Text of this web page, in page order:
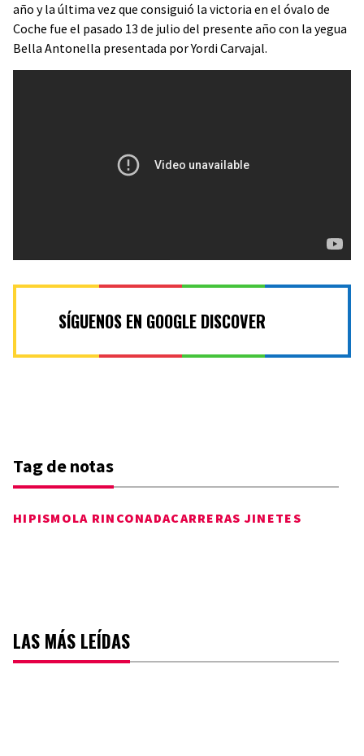
año y la última vez que consiguió la victoria en el óvalo de
Coche fue el pasado 13 de julio del presente año con la yegua
Bella Antonella presentada por Yordi Carvajal.
SÍGUENOS EN GOOGLE DISCOVER
Tag de notas
HIPISMOLA RINCONADACARRERAS JINETES
LAS MÁS LEÍDAS